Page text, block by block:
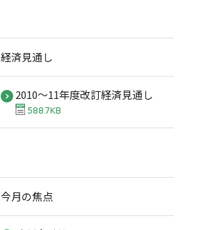
経済見通し
2010～11年度改訂経済見通し
588.7KB
今月の焦点